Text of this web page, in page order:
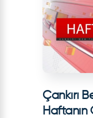
Çankırı
Haftanın